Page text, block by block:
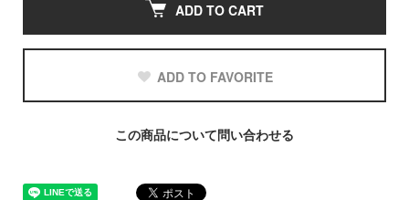
ADD TO CART
ADD TO FAVORITE
この商品について問い合わせる